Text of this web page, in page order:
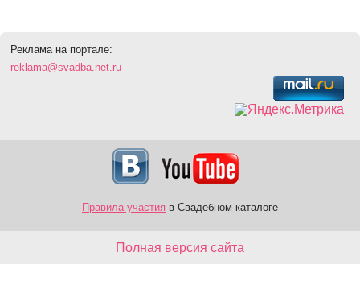
Реклама на портале:
reklama@svadba.net.ru
Правила участия в Свадебном каталоге
Полная версия сайта